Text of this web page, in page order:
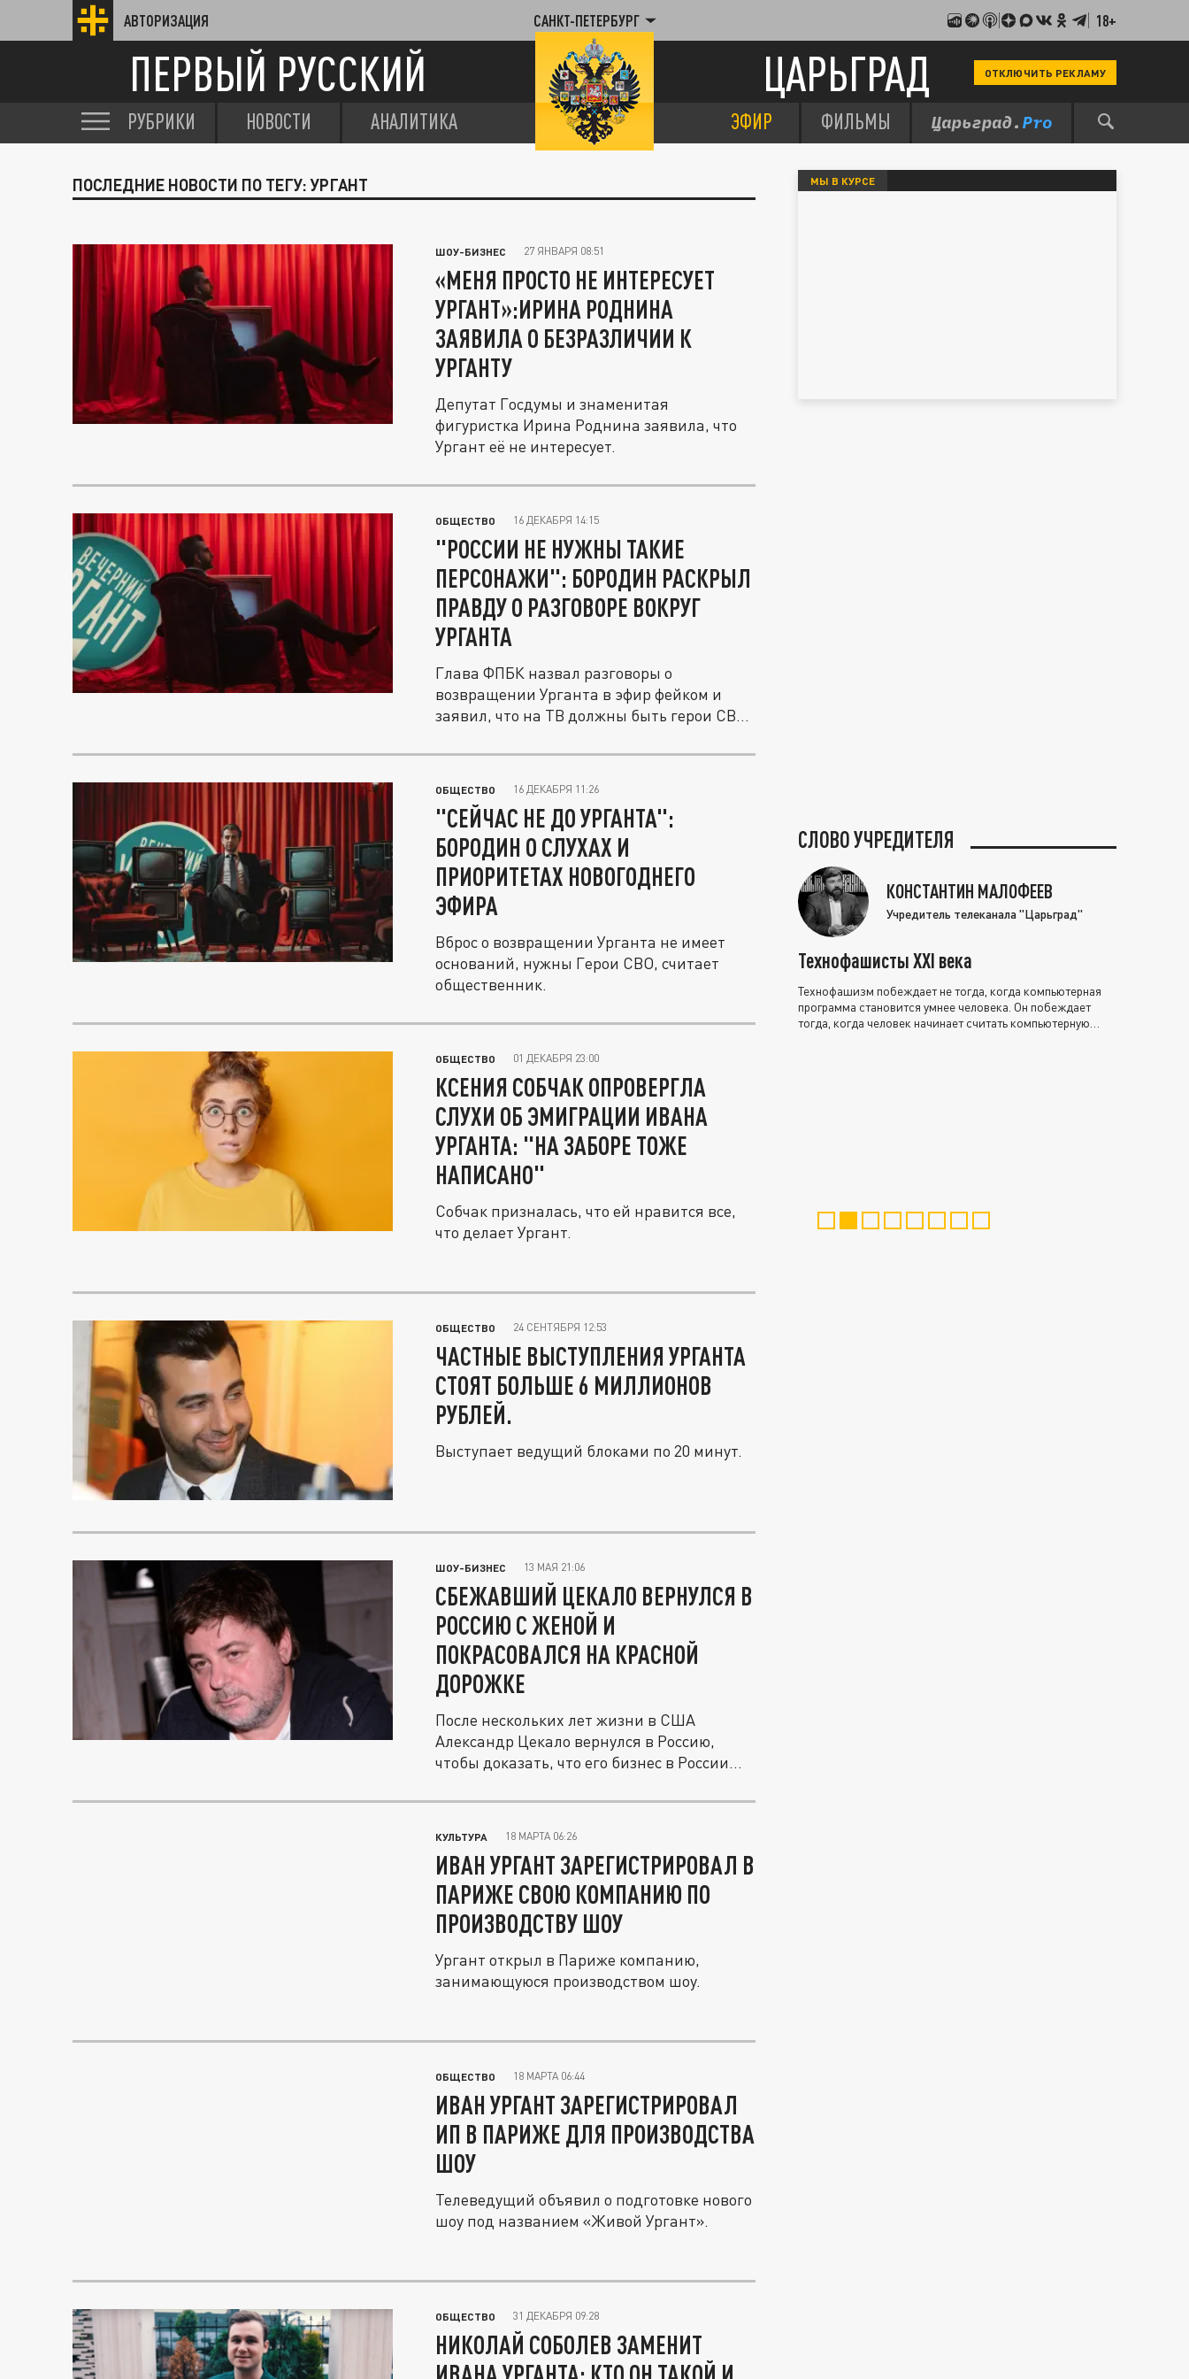
АВТОРИЗАЦИЯ САНКТ-ПЕТЕРБУРГ 18+
ПЕРВЫЙ РУССКИЙ ЦАРЬГРАД ОТКЛЮЧИТЬ РЕКЛАМУ
РУБРИКИ НОВОСТИ АНАЛИТИКА ЭФИР ФИЛЬМЫ
ПОСЛЕДНИЕ НОВОСТИ ПО ТЕГУ: УРГАНТ
ШОУ-БИЗНЕС 27 ЯНВАРЯ 08:51
«МЕНЯ ПРОСТО НЕ ИНТЕРЕСУЕТ
УРГАНТ»:ИРИНА РОДНИНА
ЗАЯВИЛА О БЕЗРАЗЛИЧИИ К
УРГАНТУ
Депутат Госдумы и знаменитая
фигуристка Ирина Роднина заявила, что
Ургант её не интересует.
ОБЩЕСТВО 16 ДЕКАБРЯ 14:15
"РОССИИ НЕ НУЖНЫ ТАКИЕ
ПЕРСОНАЖИ": БОРОДИН РАСКРЫЛ
ПРАВДУ О РАЗГОВОРЕ ВОКРУГ
УРГАНТА
Глава ФПБК назвал разговоры о
возвращении Урганта в эфир фейком и
заявил, что на ТВ должны быть герои СВО,
ОБЩЕСТВО 16 ДЕКАБРЯ 11:26
"СЕЙЧАС НЕ ДО УРГАНТА":
БОРОДИН О СЛУХАХ И
ПРИОРИТЕТАХ НОВОГОДНЕГО
ЭФИРА
Вброс о возвращении Урганта не имеет
оснований, нужны Герои СВО, считает
общественник.
ОБЩЕСТВО 01 ДЕКАБРЯ 23:00
КСЕНИЯ СОБЧАК ОПРОВЕРГЛА
СЛУХИ ОБ ЭМИГРАЦИИ ИВАНА
УРГАНТА: "НА ЗАБОРЕ ТОЖЕ
НАПИСАНО"
Собчак призналась, что ей нравится все,
что делает Ургант.
ОБЩЕСТВО 24 СЕНТЯБРЯ 12:53
ЧАСТНЫЕ ВЫСТУПЛЕНИЯ УРГАНТА
СТОЯТ БОЛЬШЕ 6 МИЛЛИОНОВ
РУБЛЕЙ.
Выступает ведущий блоками по 20 минут.
ШОУ-БИЗНЕС 13 МАЯ 21:06
СБЕЖАВШИЙ ЦЕКАЛО ВЕРНУЛСЯ В
РОССИЮ С ЖЕНОЙ И
ПОКРАСОВАЛСЯ НА КРАСНОЙ
ДОРОЖКЕ
После нескольких лет жизни в США
Александр Цекало вернулся в Россию,
чтобы доказать, что его бизнес в России...
КУЛЬТУРА 18 МАРТА 06:26
ИВАН УРГАНТ ЗАРЕГИСТРИРОВАЛ В
ПАРИЖЕ СВОЮ КОМПАНИЮ ПО
ПРОИЗВОДСТВУ ШОУ
Ургант открыл в Париже компанию,
занимающуюся производством шоу.
ОБЩЕСТВО 18 МАРТА 06:44
ИВАН УРГАНТ ЗАРЕГИСТРИРОВАЛ
ИП В ПАРИЖЕ ДЛЯ ПРОИЗВОДСТВА
ШОУ
Телеведущий объявил о подготовке нового
шоу под названием «Живой Ургант».
ОБЩЕСТВО 31 ДЕКАБРЯ 09:28
НИКОЛАЙ СОБОЛЕВ ЗАМЕНИТ
МЫ В КУРСЕ
СЛОВО УЧРЕДИТЕЛЯ
КОНСТАНТИН МАЛОФЕЕВ
Учредитель телеканала "Царьград"
Технофашисты XXI века
Технофашизм побеждает не тогда, когда компьютерная
программа становится умнее человека. Он побеждает
тогда, когда человек начинает считать компьютерную